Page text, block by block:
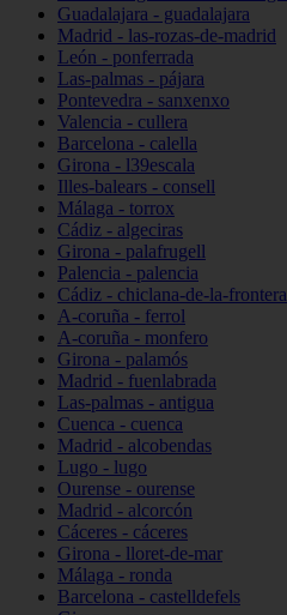
Guadalajara - guadalajara
Madrid - las-rozas-de-madrid
León - ponferrada
Las-palmas - pájara
Pontevedra - sanxenxo
Valencia - cullera
Barcelona - calella
Girona - l39escala
Illes-balears - consell
Málaga - torrox
Cádiz - algeciras
Girona - palafrugell
Palencia - palencia
Cádiz - chiclana-de-la-frontera
A-coruña - ferrol
A-coruña - monfero
Girona - palamós
Madrid - fuenlabrada
Las-palmas - antigua
Cuenca - cuenca
Madrid - alcobendas
Lugo - lugo
Ourense - ourense
Madrid - alcorcón
Cáceres - cáceres
Girona - lloret-de-mar
Málaga - ronda
Barcelona - castelldefels